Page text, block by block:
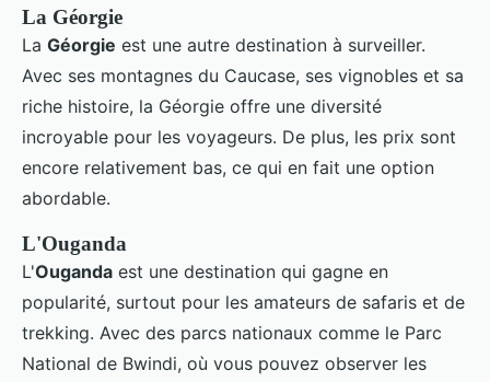
La Géorgie
La Géorgie est une autre destination à surveiller.
Avec ses montagnes du Caucase, ses vignobles et sa
riche histoire, la Géorgie offre une diversité
incroyable pour les voyageurs. De plus, les prix sont
encore relativement bas, ce qui en fait une option
abordable.
L'Ouganda
L'Ouganda est une destination qui gagne en
popularité, surtout pour les amateurs de safaris et de
trekking. Avec des parcs nationaux comme le Parc
National de Bwindi, où vous pouvez observer les